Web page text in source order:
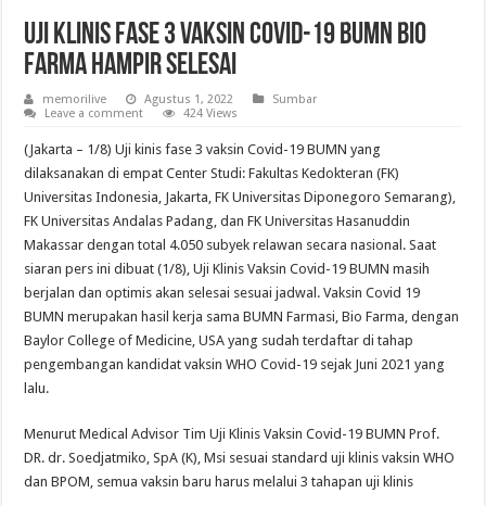
Uji Klinis Fase 3 Vaksin Covid-19 BUMN Bio
Farma Hampir Selesai
memorilive Agustus 1, 2022
Sumbar
Leave a comment
424 Views
(Jakarta – 1/8) Uji kinis fase 3 vaksin Covid-19 BUMN yang
dilaksanakan di empat Center Studi: Fakultas Kedokteran (FK)
Universitas Indonesia, Jakarta, FK Universitas Diponegoro Semarang),
FK Universitas Andalas Padang, dan FK Universitas Hasanuddin
Makassar dengan total 4.050 subyek relawan secara nasional. Saat
siaran pers ini dibuat (1/8), Uji Klinis Vaksin Covid-19 BUMN masih
berjalan dan optimis akan selesai sesuai jadwal. Vaksin Covid 19
BUMN merupakan hasil kerja sama BUMN Farmasi, Bio Farma, dengan
Baylor College of Medicine, USA yang sudah terdaftar di tahap
pengembangan kandidat vaksin WHO Covid-19 sejak Juni 2021 yang
lalu.
Menurut Medical Advisor Tim Uji Klinis Vaksin Covid-19 BUMN Prof.
DR. dr. Soedjatmiko, SpA (K), Msi sesuai standard uji klinis vaksin WHO
dan BPOM, semua vaksin baru harus melalui 3 tahapan uji klinis